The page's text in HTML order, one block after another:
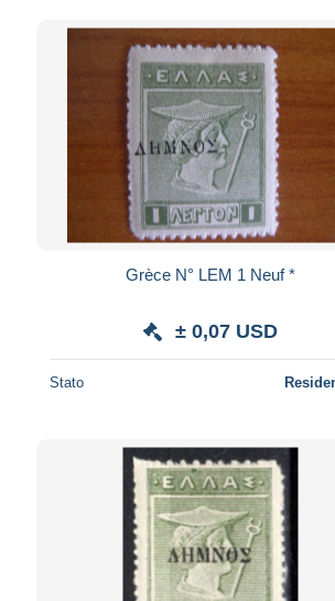
Grèce N° LEM 1 Neuf *
± 0,07 USD
Stato